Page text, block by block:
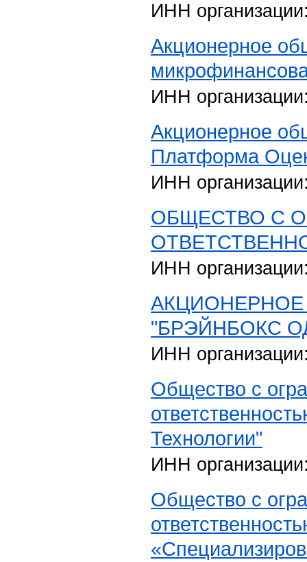
ИНН
Акционерное
ИНН
Акционерное
Платформа
ИНН
ОБЩЕСТВО С
ИНН
"БРЭЙНБОКС
ИНН
Общество с
Технологии"
ИНН
Общество с